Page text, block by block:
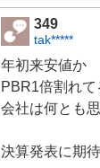
349
tak*****
年初来安値か
PBR1倍割れて
会社は何とも
決算発表に期